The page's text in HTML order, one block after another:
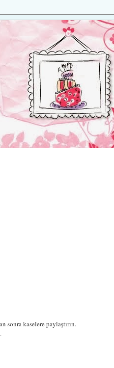
sonra kaselere paylaştırın.